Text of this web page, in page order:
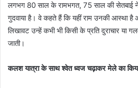
लगभग 80 साल के रामभगत, 75 साल की सेतबाई ने
गुदवाया है। वे कहते हैं कि यहीं राम उनकी आस्था
लिखावट उन्हें कभी भी किसी के प्रति दुराचार
जाती।
कलश यात्रा के साथ श्वेत ध्वज चढ़ाकर मेले का